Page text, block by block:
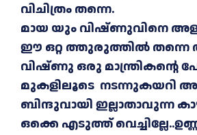
വിചിത്രം തന്നെ.
മായ യും വിഷ്ണുവിനെ
ഈ ഒറ്റ ത്തുരുത്തിൽ തന്നെ
വിഷ്ണു ഒരു മാന്ത്രികന്റെ
മുകളിലൂടെ നടന്നുകയറി
ബിന്ദുവായി ഇല്ലാതാവുന്ന
ഒക്കെ എടുത്ത്